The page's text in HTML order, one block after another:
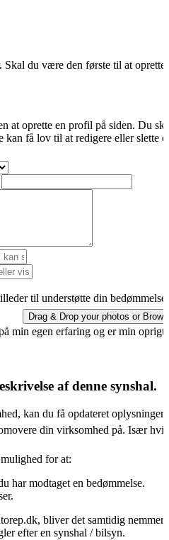
Skal du være den første til at oprette
at oprette en profil på siden. Du
få lov til at redigere eller slette
til understøtte din bedømmelse.
Drag & Drop your photos or
min egen erfaring og er min
af denne synshal.
kan du få opdateret
din virksomhed på. Især
for at:
har modtaget en bedømmelse.
bliver det samtidig
efter en synshal / bilsyn.